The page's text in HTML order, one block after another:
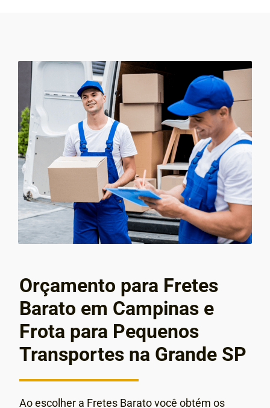
Orçamento para Fretes
Barato em Campinas e
Frota para Pequenos
Transportes na Grande SP
Ao escolher a Fretes Barato você obtém os